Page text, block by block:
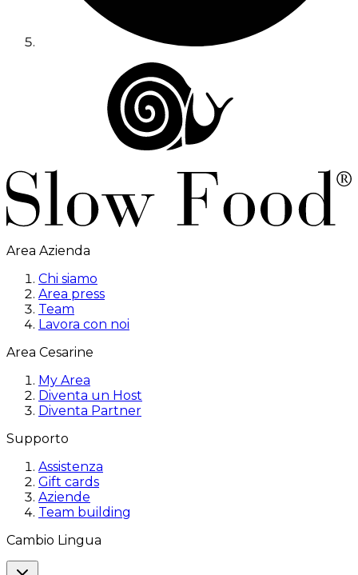
Area Azienda
Chi siamo
Area press
Team
Lavora con noi
Area Cesarine
My Area
Diventa un Host
Diventa Partner
Supporto
Assistenza
Gift cards
Aziende
Team building
Cambio Lingua